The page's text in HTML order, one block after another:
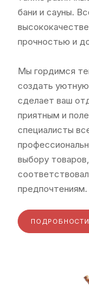
бани и сауны.
прочностью и
Мы гордимся
создать
сделает ваш
приятным и
специалисты
выбору
предпочтениям.
ПОДРОБНОСТИ